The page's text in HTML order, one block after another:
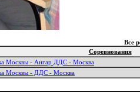
Все
Соревнования
Москвы - Ангар ДДС - Москва
Москвы - ДДС - Москва